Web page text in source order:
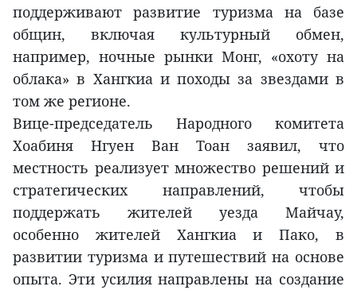
поддерживают развитие туризма на базе
общин, включая культурный обмен,
например, ночные рынки Монг, «охоту на
облака» в Хангкиа и походы за звездами в
том же регионе.
Вице-председатель Народного комитета
Хоабиня Нгуен Ван Тоан заявил, что
местность реализует множество решений и
стратегических направлений, чтобы
поддержать жителей уезда Майчау,
особенно жителей Хангкиа и Пако, в
развитии туризма и путешествий на основе
опыта. Эти усилия направлены на создание